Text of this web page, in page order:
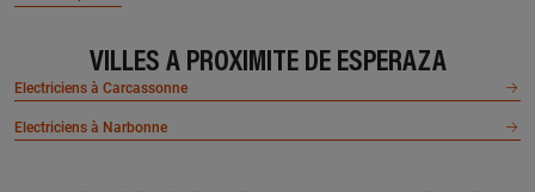
VILLES À PROXIMITÉ DE ESPERAZA
Electriciens à Carcassonne
Electriciens à Narbonne